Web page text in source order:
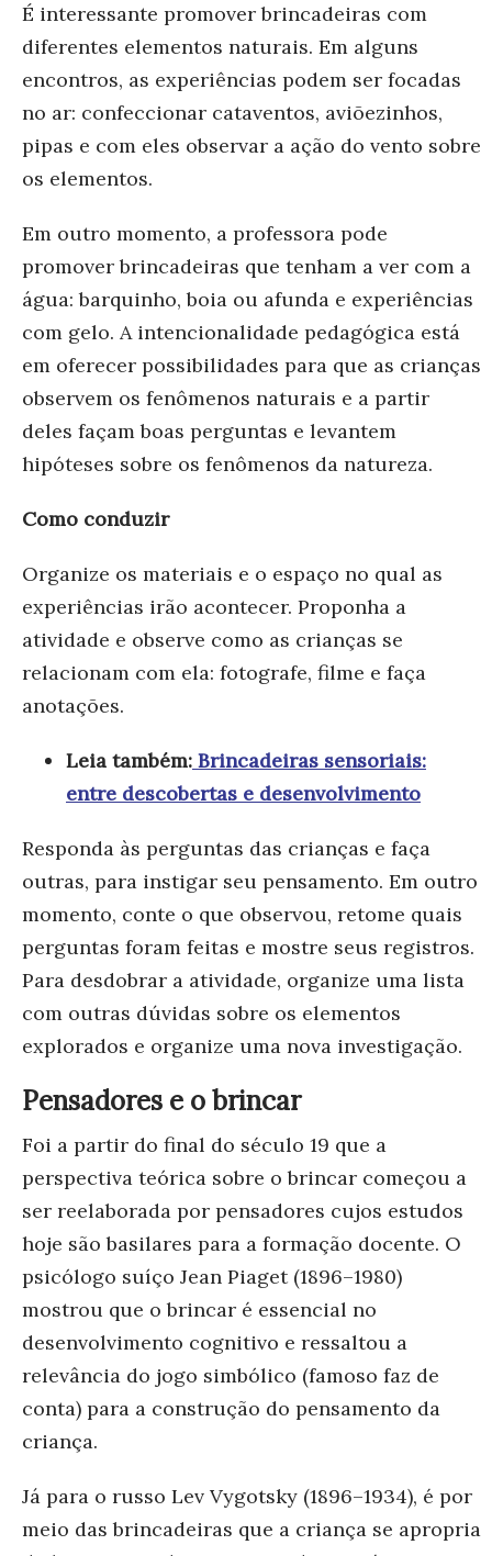
É interessante promover brincadeiras com
diferentes elementos naturais. Em alguns
encontros, as experiências podem ser focadas
no ar: confeccionar cataventos, aviõezinhos,
pipas e com eles observar a ação do vento sobre
os elementos.
Em outro momento, a professora pode
promover brincadeiras que tenham a ver com a
água: barquinho, boia ou afunda e experiências
com gelo. A intencionalidade pedagógica está
em oferecer possibilidades para que as crianças
observem os fenômenos naturais e a partir
deles façam boas perguntas e levantem
hipóteses sobre os fenômenos da natureza.
Como conduzir
Organize os materiais e o espaço no qual as
experiências irão acontecer. Proponha a
atividade e observe como as crianças se
relacionam com ela: fotografe, filme e faça
anotações.
Leia também: Brincadeiras sensoriais:
entre descobertas e desenvolvimento
Responda às perguntas das crianças e faça
outras, para instigar seu pensamento. Em outro
momento, conte o que observou, retome quais
perguntas foram feitas e mostre seus registros.
Para desdobrar a atividade, organize uma lista
com outras dúvidas sobre os elementos
explorados e organize uma nova investigação.
Pensadores e o brincar
Foi a partir do final do século 19 que a
perspectiva teórica sobre o brincar começou a
ser reelaborada por pensadores cujos estudos
hoje são basilares para a formação docente. O
psicólogo suíço Jean Piaget (1896–1980)
mostrou que o brincar é essencial no
desenvolvimento cognitivo e ressaltou a
relevância do jogo simbólico (famoso faz de
conta) para a construção do pensamento da
criança.
Já para o russo Lev Vygotsky (1896–1934), é por
meio das brincadeiras que a criança se apropria